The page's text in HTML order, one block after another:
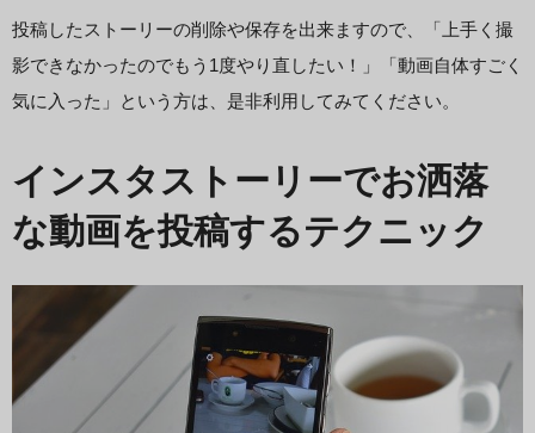
投稿したストーリーの削除や保存を出来ますので、「上手く撮
影できなかったのでもう1度やり直したい！」「動画自体すごく
気に入った」という方は、是非利用してみてください。
インスタストーリーでお洒落
な動画を投稿するテクニック